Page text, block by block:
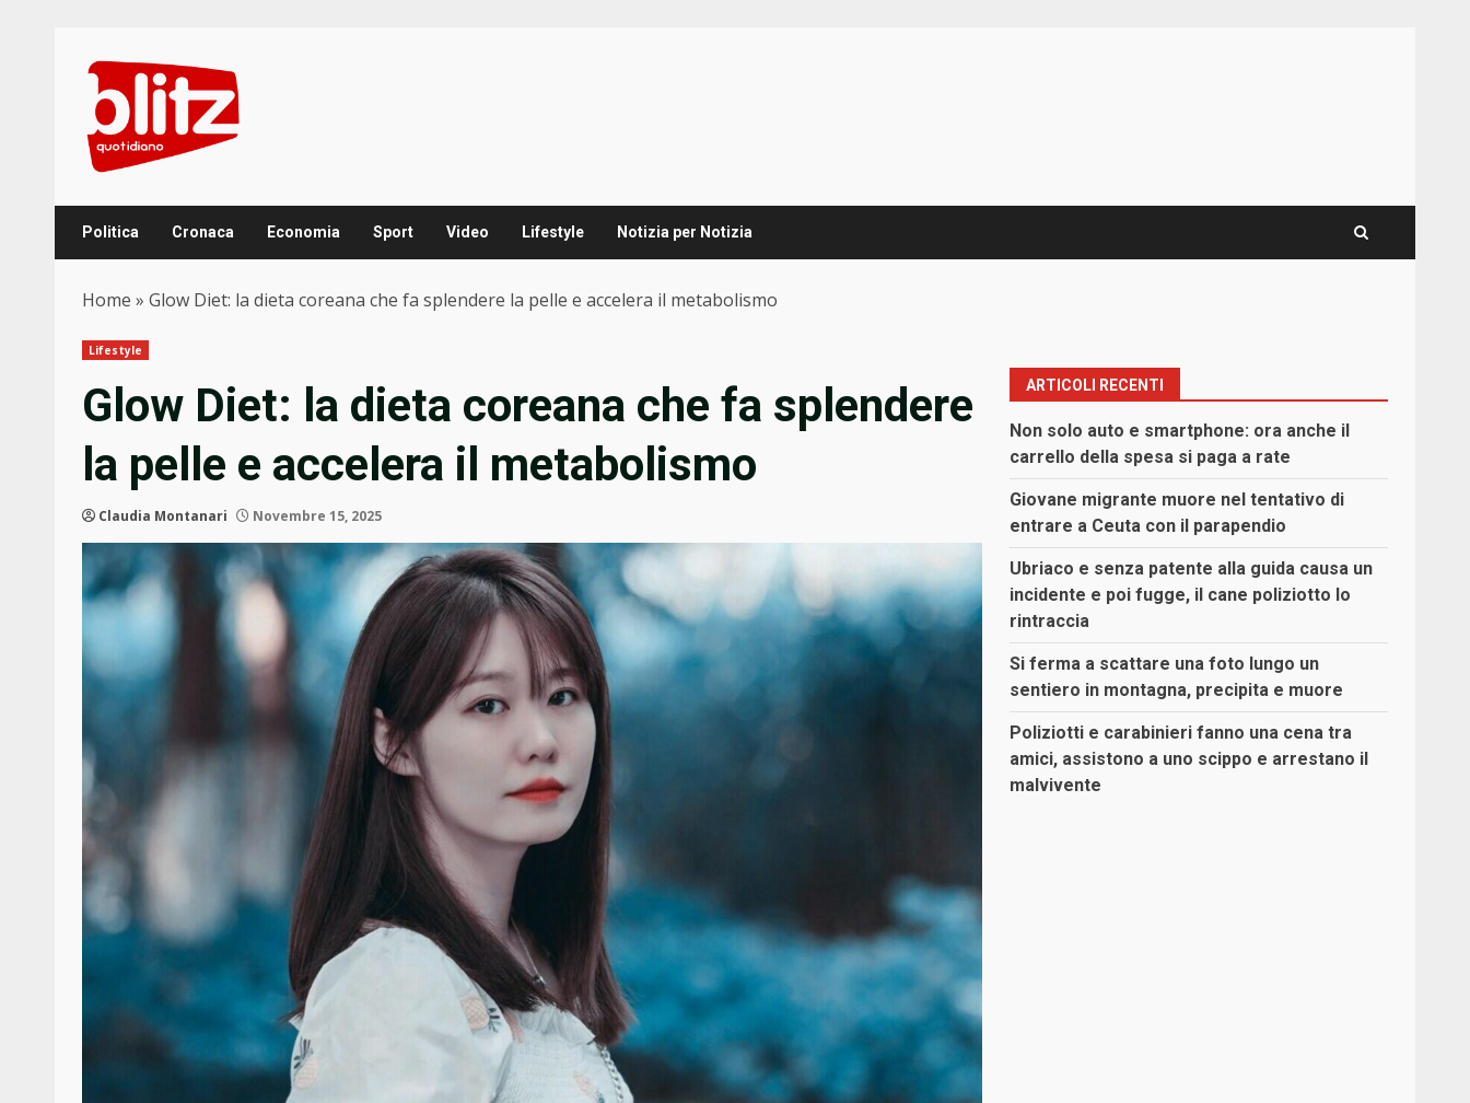
content
Politica Cronaca Economia Sport Video Lifestyle Notizia per Notizia
Home » Glow Diet: la dieta coreana che fa splendere la pelle e accelera il metabolismo
Lifestyle
Glow Diet: la dieta coreana che fa splendere
la pelle e accelera il metabolismo
Claudia Montanari Novembre 15, 2025
ARTICOLI RECENTI
Non solo auto e smartphone: ora anche il
carrello della spesa si paga a rate
Giovane migrante muore nel tentativo di
entrare a Ceuta con il parapendio
Ubriaco e senza patente alla guida causa un
incidente e poi fugge, il cane poliziotto lo
rintraccia
Si ferma a scattare una foto lungo un
sentiero in montagna, precipita e muore
Poliziotti e carabinieri fanno una cena tra
amici, assistono a uno scippo e arrestano il
malvivente